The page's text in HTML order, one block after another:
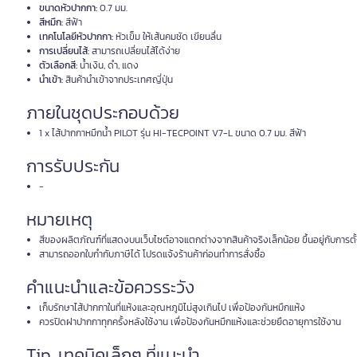
ขนาดหัวปากกา:0.7 มม.
สีหมึก:สีฟ้า
เทคโนโลยีหัวปากกา:หัวเข็ม ให้เส้นคมชัด เขียนลื่น
การเปลี่ยนไส้:สามารถเปลี่ยนไส้ได้ง่าย
ตัวเลือกสี:น้ำเงิน, ดำ, แดง
นำเข้า:สินค้านำเข้าจากประเทศญี่ปุ่น
ภายในชุดประกอบด้วย
1 x ไส้ปากกาหมึกน้ำ PILOT รุ่น HI-TECPOINT V7-L ขนาด 0.7 มม. สีฟ้า
การรับประกัน
-
หมายเหตุ
สีของผลิตภัณฑ์ที่แสดงบนเว็บไซต์อาจแตกต่างจากสินค้าจริงเล็กน้อย ขึ้นอยู่กับการ
สามารถออกใบกำกับภาษีได้ โปรดแจ้งร้านค้าก่อนทำการสั่งซื้อ
คำแนะนำและข้อควรระวัง
เก็บรักษาไส้ปากกาในที่แห้งและอุณหภูมิไม่สูงเกินไป เพื่อป้องกันหมึกแห้ง
ควรปิดฝาปากกาทุกครั้งหลังใช้งาน เพื่อป้องกันหมึกแห้งและช่วยยืดอายุการใช้งาน